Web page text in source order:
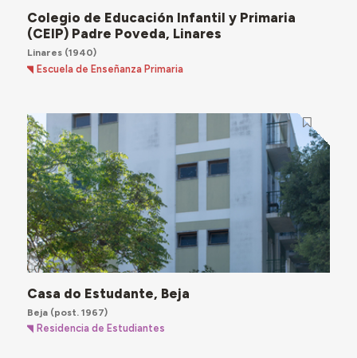
Colegio de Educación Infantil y Primaria
(CEIP) Padre Poveda, Linares
Linares(1940)
Escuela de Enseñanza Primaria
Casa do Estudante, Beja
Beja(post. 1967)
Residencia de Estudiantes